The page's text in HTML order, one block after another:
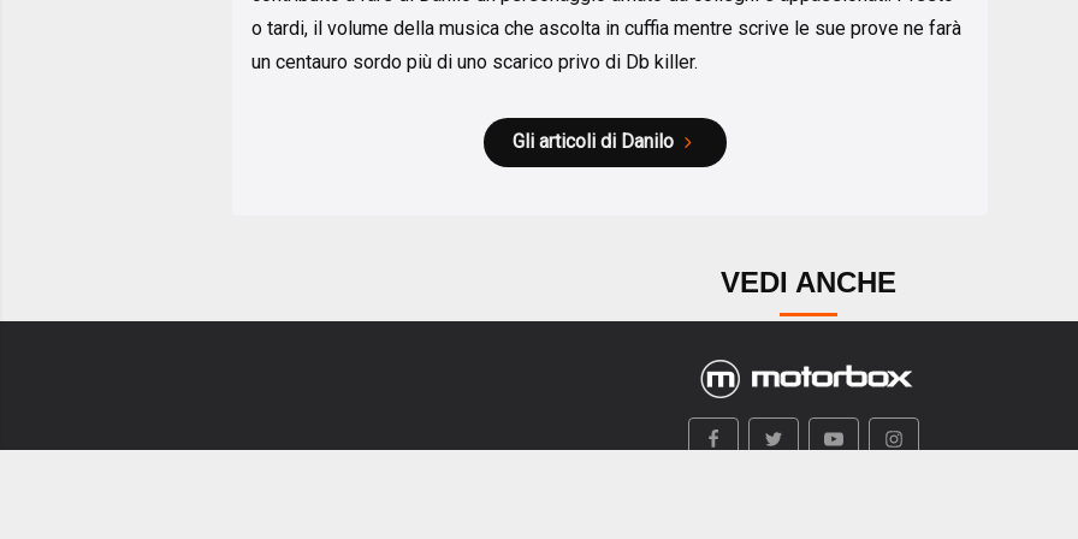
o tardi, il volume della musica che ascolta in cuffia mentre scrive le sue prove ne farà
un centauro sordo più di uno scarico privo di Db killer.
Gli articoli di Danilo
VEDI ANCHE